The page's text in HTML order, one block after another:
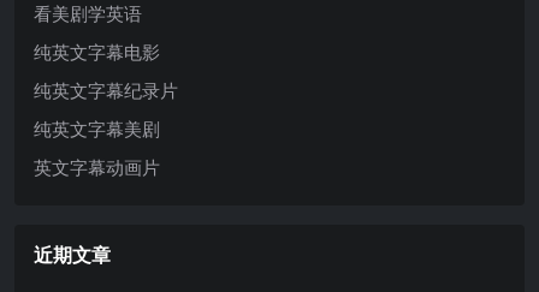
看美剧学英语
纯英文字幕电影
纯英文字幕纪录片
纯英文字幕美剧
英文字幕动画片
近期文章